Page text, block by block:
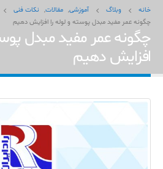
خانه وبلاگ آموزشی, مقالات, نکات فنی
چگونه عمر مفید مبدل پوسته و لوله را افزایش دهیم
چگونه عمر مفید مبدل
افزایش دهیم